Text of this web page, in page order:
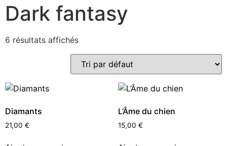
Dark fantasy
6 résultats affichés
Diamants
21,00 €
L’Âme du chien
15,00 €